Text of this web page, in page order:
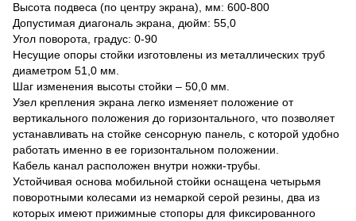
Высота подвеса (по центру экрана), мм: 600-800
Допустимая диагональ экрана, дюйм: 55,0
Угол поворота, градус: 0-90
Несущие опоры стойки изготовлены из металлических труб
диаметром 51,0 мм.
Шаг изменения высоты стойки – 50,0 мм.
Узел крепления экрана легко изменяет положение от
вертикального положения до горизонтального, что позволяет
устанавливать на стойке сенсорную панель, с которой удобно
работать именно в ее горизонтальном положении.
Кабель канал расположен внутри ножки-трубы.
Устойчивая основа мобильной стойки оснащена четырьмя
поворотными колесами из немаркой серой резины, два из
которых имеют прижимные стопоры для фиксированного